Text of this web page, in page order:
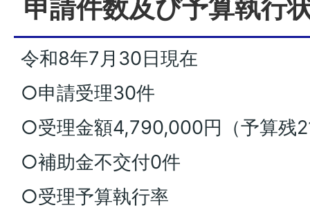
申請件数及び予算執行
令和8年7月30日現在
○申請受理30件
○受理金額4,790,000円（予算残
○補助金不交付0件
○受理予算執行率